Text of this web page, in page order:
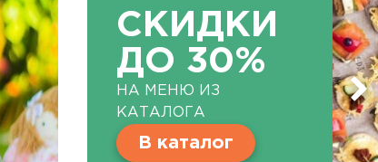
СКИДКИ
ДО 30%
НА МЕНЮ ИЗ
КАТАЛОГА
В каталог